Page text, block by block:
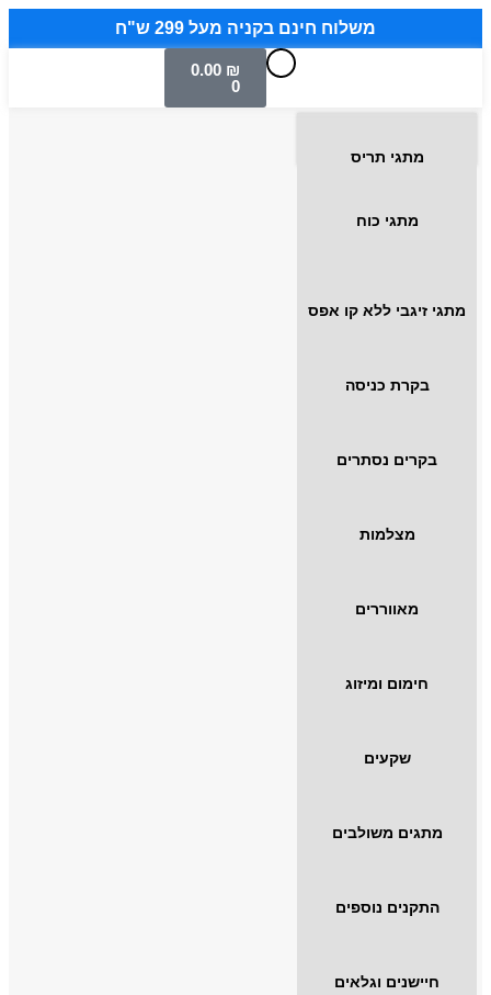
משלוח חינם בקניה מעל 299 ש"ח
0.00 ₪
0
מתגי תריס
מתגי כוח
מתגי זיגבי ללא קו אפס
בקרת כניסה
בקרים נסתרים
מצלמות
מאווררים
חימום ומיזוג
שקעים
מתגים משולבים
התקנים נוספים
חיישנים וגלאים